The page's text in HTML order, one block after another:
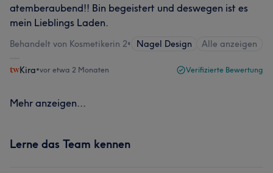
atemberaubend!! Bin begeistert und deswegen ist es
mein Lieblings Laden.
Behandelt von Kosmetikerin 2• Nagel Design Alle anzeigen
Kira•vor etwa 2 Monaten Verifizierte Bewertung
Mehr anzeigen...
Lerne das Team kennen